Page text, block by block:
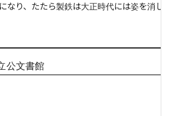
なり、たたら製鉄は大正時代には姿を消し
公文書館